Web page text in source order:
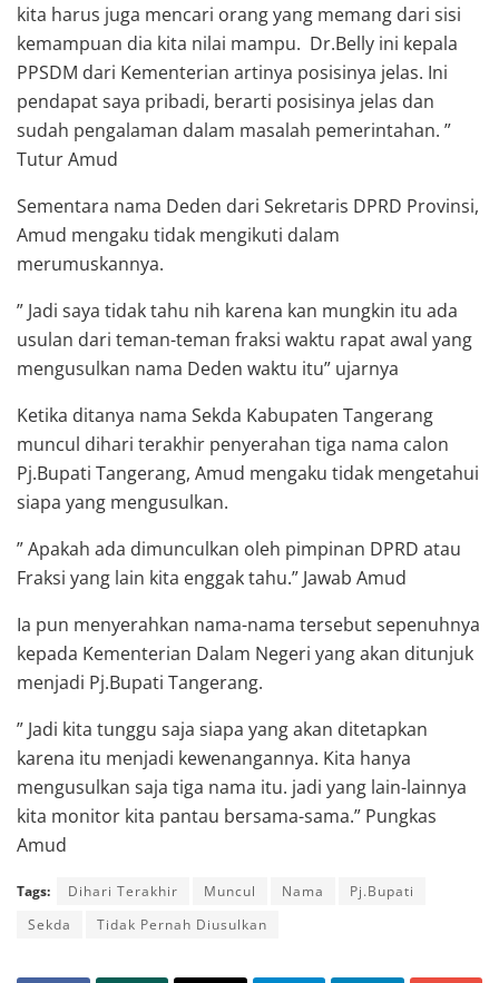
kita harus juga mencari orang yang memang dari sisi
kemampuan dia kita nilai mampu. Dr.Belly ini kepala
PPSDM dari Kementerian artinya posisinya jelas. Ini
pendapat saya pribadi, berarti posisinya jelas dan
sudah pengalaman dalam masalah pemerintahan. ”
Tutur Amud
Sementara nama Deden dari Sekretaris DPRD Provinsi,
Amud mengaku tidak mengikuti dalam
merumuskannya.
” Jadi saya tidak tahu nih karena kan mungkin itu ada
usulan dari teman-teman fraksi waktu rapat awal yang
mengusulkan nama Deden waktu itu” ujarnya
Ketika ditanya nama Sekda Kabupaten Tangerang
muncul dihari terakhir penyerahan tiga nama calon
Pj.Bupati Tangerang, Amud mengaku tidak mengetahui
siapa yang mengusulkan.
” Apakah ada dimunculkan oleh pimpinan DPRD atau
Fraksi yang lain kita enggak tahu.” Jawab Amud
Ia pun menyerahkan nama-nama tersebut sepenuhnya
kepada Kementerian Dalam Negeri yang akan ditunjuk
menjadi Pj.Bupati Tangerang.
” Jadi kita tunggu saja siapa yang akan ditetapkan
karena itu menjadi kewenangannya. Kita hanya
mengusulkan saja tiga nama itu. jadi yang lain-lainnya
kita monitor kita pantau bersama-sama.” Pungkas
Amud
Tags: Dihari Terakhir Muncul Nama
Pj.Bupati
Sekda
Tidak Pernah Diusulkan